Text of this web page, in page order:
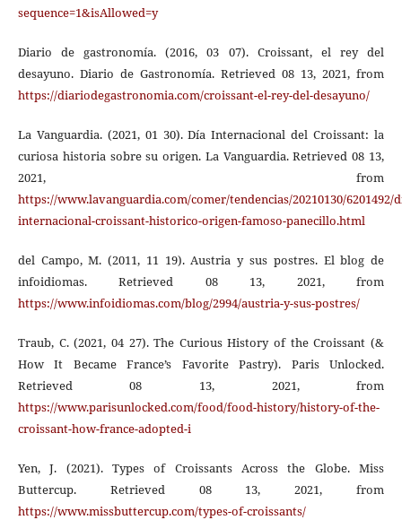
sequence=1&isAllowed=y
Diario de gastronomía. (2016, 03 07). Croissant, el rey del
desayuno. Diario de Gastronomía. Retrieved 08 13, 2021, from
https://diariodegastronomia.com/croissant-el-rey-del-desayuno/
La Vanguardia. (2021, 01 30). Día Internacional del Croissant: la
curiosa historia sobre su origen. La Vanguardia. Retrieved 08 13,
2021, from
https://www.lavanguardia.com/comer/tendencias/20210130/6201492/
internacional-croissant-historico-origen-famoso-panecillo.html
del Campo, M. (2011, 11 19). Austria y sus postres. El blog de
infoidiomas. Retrieved 08 13, 2021, from
https://www.infoidiomas.com/blog/2994/austria-y-sus-postres/
Traub, C. (2021, 04 27). The Curious History of the Croissant (&
How It Became France’s Favorite Pastry). Paris Unlocked.
Retrieved 08 13, 2021, from
https://www.parisunlocked.com/food/food-history/history-of-the-
croissant-how-france-adopted-i
Yen, J. (2021). Types of Croissants Across the Globe. Miss
Buttercup. Retrieved 08 13, 2021, from
https://www.missbuttercup.com/types-of-croissants/